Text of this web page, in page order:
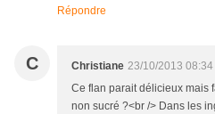
Répondre
C Christiane 23/10/2013 08:34
Ce flan parait délicieux mais
non sucré ?<br /> Dans les